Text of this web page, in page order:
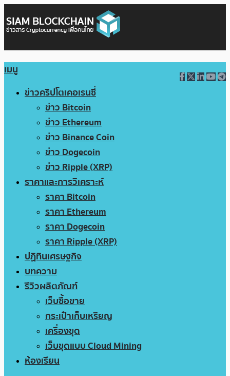
เมนู
ข่าวคริปโตเคอเรนซี่
ข่าว Bitcoin
ข่าว Ethereum
ข่าว Binance Coin
ข่าว Dogecoin
ข่าว Ripple (XRP)
ราคาและการวิเคราะห์
ราคา Bitcoin
ราคา Ethereum
ราคา Dogecoin
ราคา Ripple (XRP)
ปฏิทินเศรษฐกิจ
บทความ
รีวิวผลิตภัณฑ์
เว็บซื้อขาย
กระเป๋าเก็บเหรียญ
เครื่องขุด
เว็บขุดแบบ Cloud Mining
ห้องเรียน